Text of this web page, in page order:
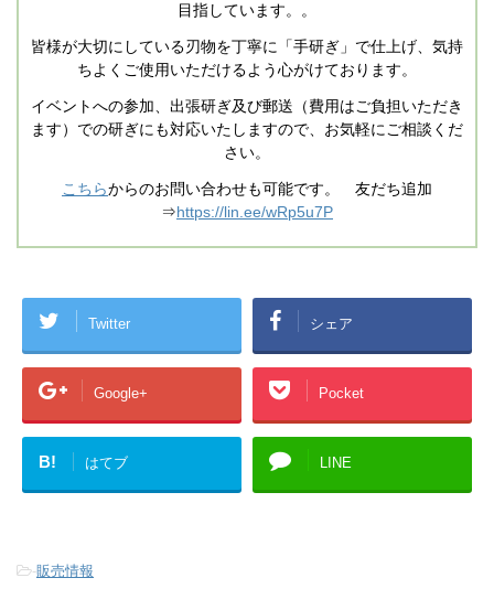
目指しています。。
皆様が大切にしている刃物を丁寧に「手研ぎ」で仕上げ、気持
ちよくご使用いただけるよう心がけております。
イベントへの参加、出張研ぎ及び郵送（費用はご負担いただき
ます）での研ぎにも対応いたしますので、お気軽にご相談くだ
さい。
こちらからのお問い合わせも可能です。 友だち追加
⇒https://lin.ee/wRp5u7P
Twitter シェア
Google+ Pocket
B! はてブ LINE
-販売情報